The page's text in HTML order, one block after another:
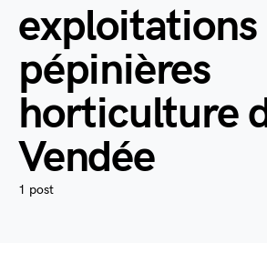
exploitations
pépinières
horticulture
Vendée
1 post